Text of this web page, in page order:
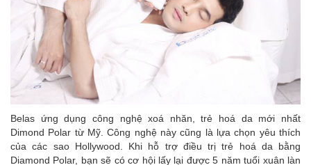
Belas ứng dụng công nghệ xoá nhăn, trẻ hoá da mới nhất
Dimond Polar từ Mỹ. Công nghệ này cũng là lựa chọn yêu thích
của các sao Hollywood. Khi hỗ trợ điều trị trẻ hoá da bằng
Diamond Polar, bạn sẽ có cơ hội lấy lại được 5 năm tuổi xuân làn